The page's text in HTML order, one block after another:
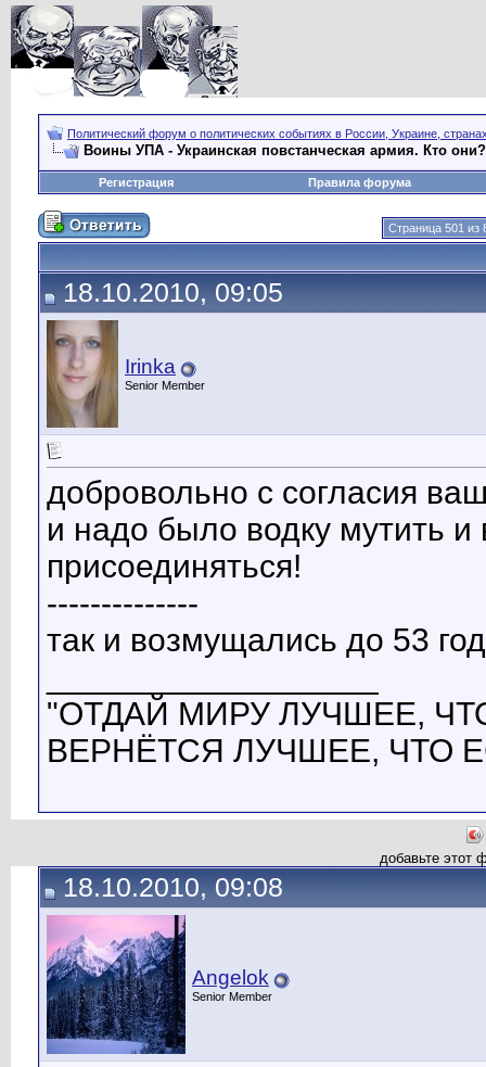
Политический форум о политических событиях в России, Украине,
Воины УПА - Украинская повстанческая армия. Кто они?
Регистрация Правила форума
Страница 501 из
18.10.2010, 09:05
Irinka
Senior Member
добровольно с согласия
и надо было водку мутить
присоединяться!
--------------
так и возмущались до 53
"ОТДАЙ МИРУ ЛУЧШЕЕ,
ВЕРНЁТСЯ ЛУЧШЕЕ, ЧТО
добавьте этот
18.10.2010, 09:08
Angelok
Senior Member